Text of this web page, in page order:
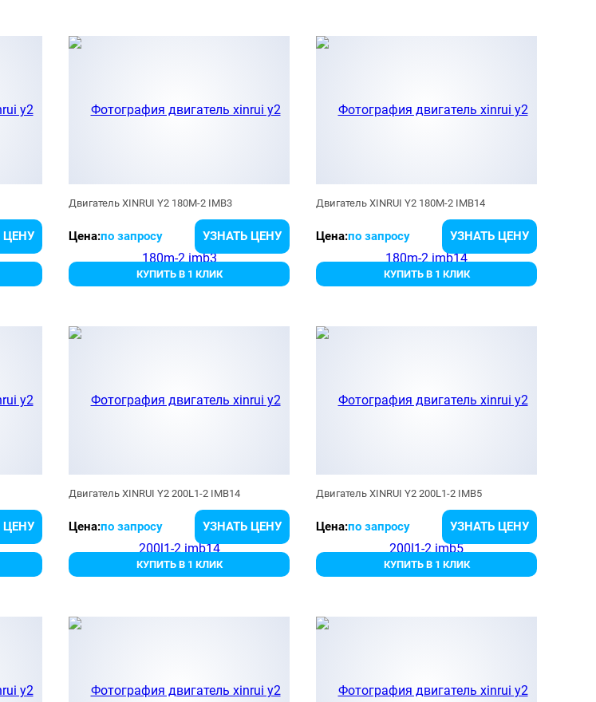
ЦЕНУ
Двигатель XINRUI Y2 180M-2 IMB3
Цена:по запросу УЗНАТЬ ЦЕНУ
КУПИТЬ В 1 КЛИК
Двигатель XINRUI Y2 180M-2 IMB14
Цена:по запросу УЗНАТЬ ЦЕНУ
КУПИТЬ В 1 КЛИК
ЦЕНУ
Двигатель XINRUI Y2 200L1-2 IMB14
Цена:по запросу УЗНАТЬ ЦЕНУ
КУПИТЬ В 1 КЛИК
Двигатель XINRUI Y2 200L1-2 IMB5
Цена:по запросу УЗНАТЬ ЦЕНУ
КУПИТЬ В 1 КЛИК